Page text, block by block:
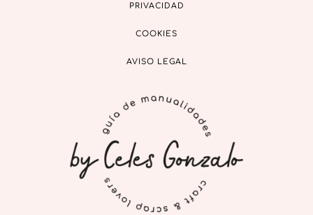
PRIVACIDAD
COOKIES
AVISO LEGAL